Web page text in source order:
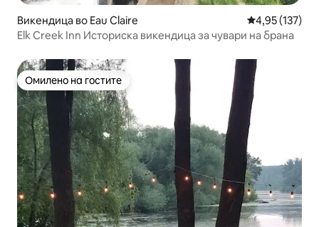
Викендица во Eau Claire Просечна
4,95 (137)
Elk Creek Inn Историска викендица за чувари на брана
Омилено на гостите
Омилено на гостите